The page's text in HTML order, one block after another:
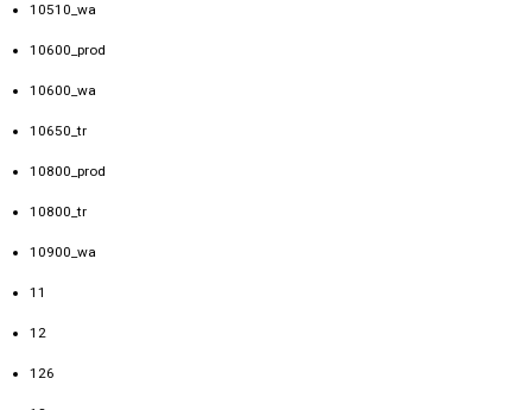
10510_wa
10600_prod
10600_wa
10650_tr
10800_prod
10800_tr
10900_wa
11
12
126